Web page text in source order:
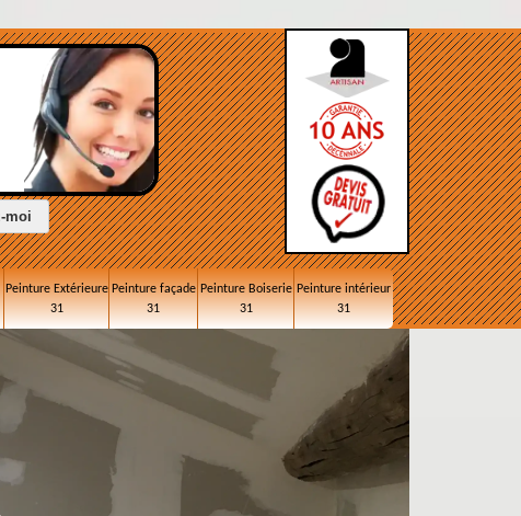
Peinture Extérieure
31
Peinture façade
31
Peinture Boiserie
31
Peinture intérieur
31